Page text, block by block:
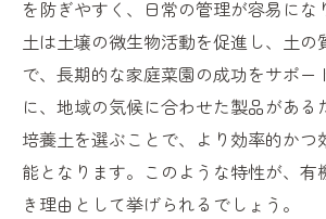
秘密
有機培養土の栄養成分とそ
健康な野菜を育てる有機培
有機培養土がもたらす土壌
有機培養土と微生物の関係性
豊かな栄養分がもたらす野菜
を防ぎやすく、日常の管理が容易にな
土は土壌の微生物活動を促進し、土の
で、長期的な家庭菜園の成功をサポー
に、地域の気候に合わせた製品がある
培養土を選ぶことで、より効率的かつ
能となります。このような特性が、有
き理由として挙げられるでしょう。